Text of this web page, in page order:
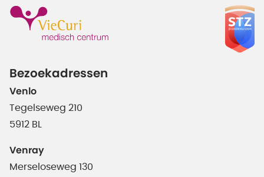
Bezoekadressen
Venlo
Tegelseweg 210
5912 BL
Venray
Merseloseweg 130